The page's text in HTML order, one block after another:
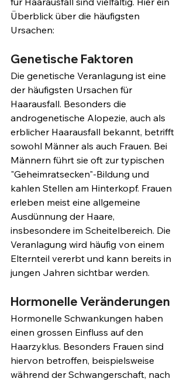
Überblick über die häufigsten
Ursachen:
Genetische Faktoren
Die genetische Veranlagung ist eine
der häufigsten Ursachen für
Haarausfall. Besonders die
androgenetische Alopezie, auch als
erblicher Haarausfall bekannt, betrifft
sowohl Männer als auch Frauen. Bei
Männern führt sie oft zur typischen
"Geheimratsecken"-Bildung und
kahlen Stellen am Hinterkopf. Frauen
erleben meist eine allgemeine
Ausdünnung der Haare,
insbesondere im Scheitelbereich. Die
Veranlagung wird häufig von einem
Elternteil vererbt und kann bereits in
jungen Jahren sichtbar werden.
Hormonelle Veränderungen
Hormonelle Schwankungen haben
einen grossen Einfluss auf den
Haarzyklus. Besonders Frauen sind
hiervon betroffen, beispielsweise
während der Schwangerschaft, nach